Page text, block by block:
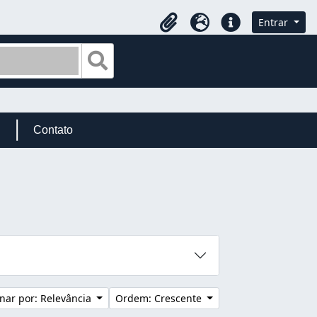
Área de Transferência
IdiomaAtalhos Entrar
Contato
por: Relevância Ordem: Crescente